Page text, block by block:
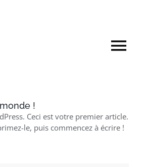
!
Ceci est votre premier article.
le, puis commencez à écrire !